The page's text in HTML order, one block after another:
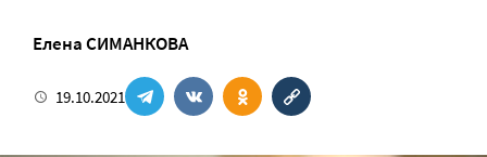
Елена СИМАНКОВА
19.10.2021